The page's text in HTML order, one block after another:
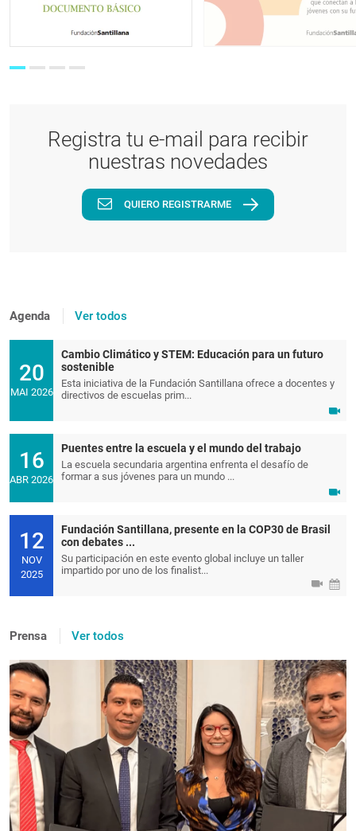
Registra tu e-mail para recibir
nuestras novedades
QUIERO REGISTRARME
Agenda Ver todos
20
MAI 2026
Cambio Climático y STEM: Educación para un futuro
sostenible
Esta iniciativa de la Fundación Santillana ofrece a docentes y
directivos de escuelas prim...
16
ABR 2026
Puentes entre la escuela y el mundo del trabajo
La escuela secundaria argentina enfrenta el desafío de
formar a sus jóvenes para un mundo ...
12
NOV
2025
Fundación Santillana, presente en la COP30 de Brasil
con debates ...
Su participación en este evento global incluye un taller
impartido por uno de los finalist...
Prensa Ver todos